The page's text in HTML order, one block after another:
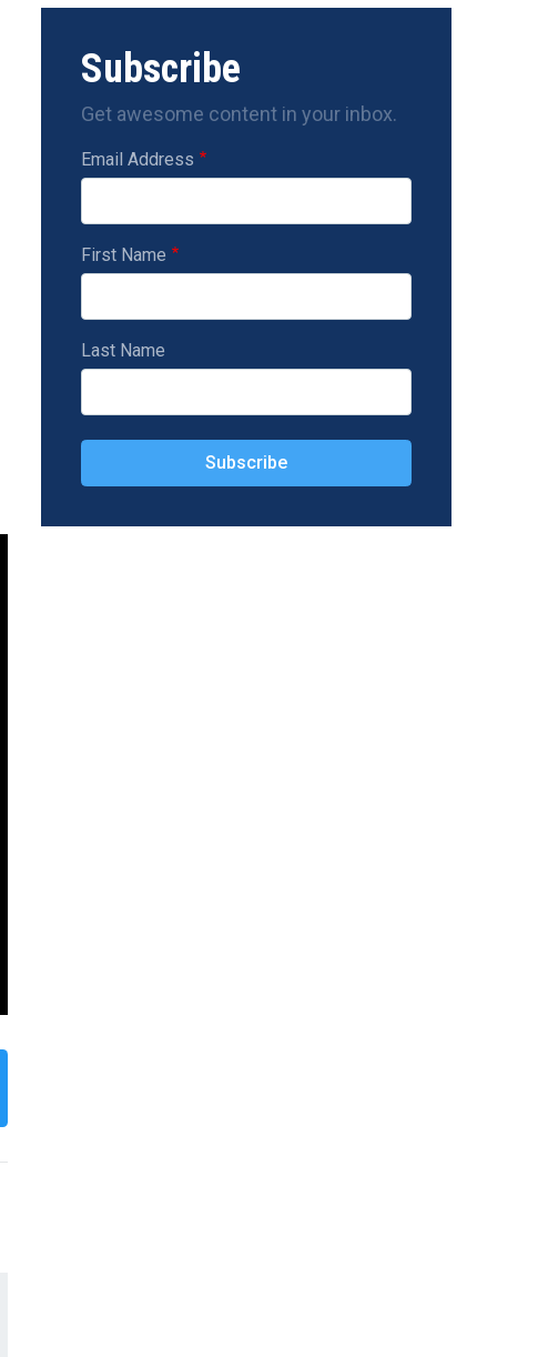
Subscribe
Get awesome content in your inbox.
Email Address
First Name
Last Name